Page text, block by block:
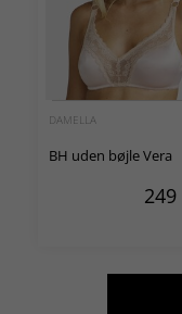
DAMELLA
BH uden bøjle Vera
249